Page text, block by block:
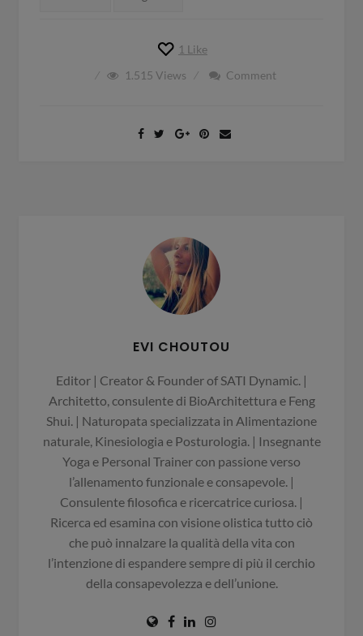
1 Like
1.515 Views Comment
EVI CHOUTOU
Editor | Creator & Founder of SATI Dynamic. |
Architetto, consulente di BioArchitettura e Feng
Shui. | Naturopata specializzata in Alimentazione
naturale, Kinesiologia e Posturologia. | Insegnante
Yoga e Personal Trainer con passione verso
l’allenamento funzionale e consapevole. |
Consulente filosofica e ricercatrice curiosa. |
Ricerca ed esamina con visione olistica tutto ciò
che può innalzare la qualità della vita con
l’intenzione di espandere sempre di più il cerchio
della consapevolezza e dell’unione.